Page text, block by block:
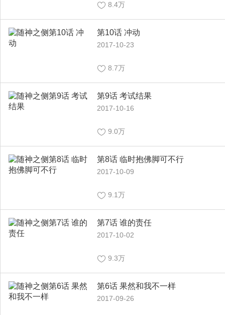
8.4万
第10话 冲动
2017-10-23
8.7万
第9话 考试结果
2017-10-16
9.0万
第8话 临时抱佛脚可不行
2017-10-09
9.1万
第7话 谁的责任
2017-10-02
9.3万
第6话 果然和我不一样
2017-09-26